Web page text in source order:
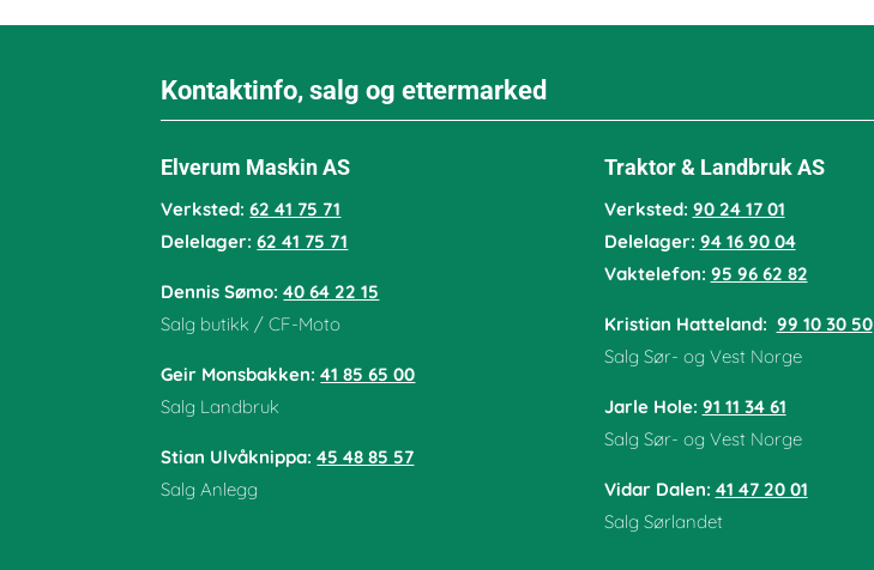
Kontaktinfo, salg og ettermarked
Elverum Maskin AS
Verksted:62 41 75 71
Delelager:62 41 75 71
Dennis Sømo:40 64 22 15
Salg butikk / CF-Moto
Geir Monsbakken:41 85 65 00
Salg Landbruk
Stian Ulvåknippa:45 48 85 57
Salg Anlegg
Traktor & Landbruk AS
Verksted: 90 24 17 01
Delelager: 94 16 90 04
Vaktelefon: 95 96 62 82
Kristian Hatteland: 99 10 30 50
Salg Sør- og Vest Norge
Jarle Hole: 91 11 34 61
Salg Sør- og Vest Norge
Vidar Dalen: 41 47 20 01
Salg Sørlandet